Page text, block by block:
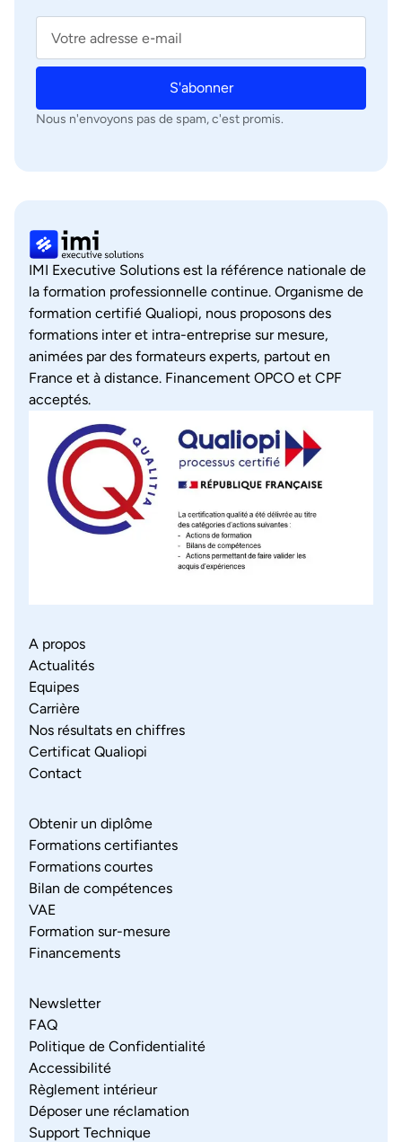
S'abonner
Nous n'envoyons pas de spam, c'est promis.
IMI Executive Solutions est la référence nationale de
la formation professionnelle continue. Organisme de
formation certifié Qualiopi, nous proposons des
formations inter et intra-entreprise sur mesure,
animées par des formateurs experts, partout en
France et à distance. Financement OPCO et CPF
acceptés.
A propos
Actualités
Equipes
Carrière
Nos résultats en chiffres
Certificat Qualiopi
Contact
Obtenir un diplôme
Formations certifiantes
Formations courtes
Bilan de compétences
VAE
Formation sur-mesure
Financements
Newsletter
FAQ
Politique de Confidentialité
Accessibilité
Règlement intérieur
Déposer une réclamation
Support Technique